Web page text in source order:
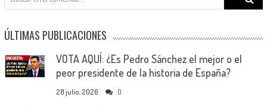
for:
ÚLTIMAS PUBLICACIONES
VOTA AQUÍ: ¿Es Pedro Sánchez el mejor o el
peor presidente de la historia de España?
28 julio, 2026 0